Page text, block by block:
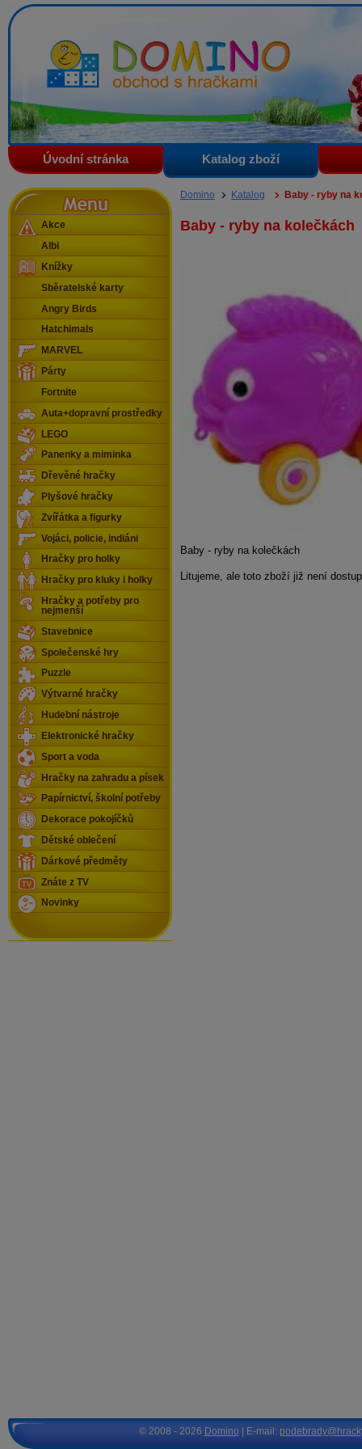
Domino - obchod s hračkami
Úvodní stránka Katalog zboží
Domino Katalog Baby - ryby na
Baby - ryby na kolečkách
Baby - ryby na kolečkách
Litujeme, ale toto zboží již není
Menu
Akce
Albi
Knížky
Sběratelské karty
Angry Birds
Hatchimals
MARVEL
Párty
Fortnite
Auta+dopravní prostředky
LEGO
Panenky a miminka
Dřevěné hračky
Plyšové hračky
Zvířátka a figurky
Vojáci, policie, indiáni
Hračky pro holky
Hračky pro kluky i holky
Hračky a potřeby pro
nejmenší
Stavebnice
Společenské hry
Puzzle
Výtvarné hračky
Hudební nástroje
Elektronické hračky
Sport a voda
Hračky na zahradu a písek
Papírnictví, školní potřeby
Dekorace pokojíčků
Dětské oblečení
Dárkové předměty
Znáte z TV
Novinky
© 2008 - 2026 Domino | E-mail: